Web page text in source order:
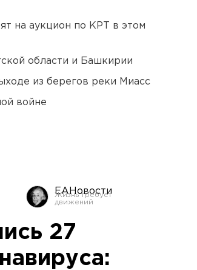
на аукцион по КРТ в этом
области и Башкирии
из берегов реки Миасс
войне
ЕАНовости
27